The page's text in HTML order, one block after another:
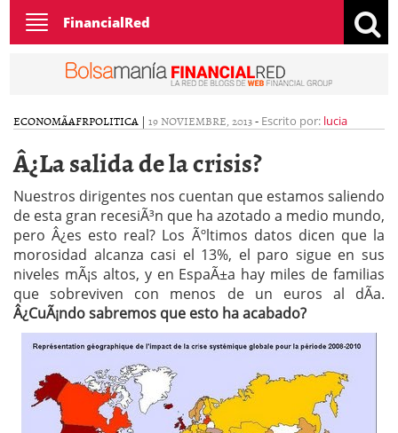
Toggle
navigation
FinancialRed
ECONOMÃ­AFRPOLITICA | 19 NOVIEMBRE, 2013- Escrito por: lucia
Â¿La salida de la crisis?
Nuestros dirigentes nos cuentan que estamos saliendo
de esta gran recesiÃ³n que ha azotado a medio mundo,
pero Â¿es esto real? Los Ãºltimos datos dicen que la
morosidad alcanza casi el 13%, el paro sigue en sus
niveles mÃ¡s altos, y en EspaÃ±a hay miles de familias
que sobreviven con menos de un euros al dÃ­a.
Â¿CuÃ¡ndo sabremos que esto ha acabado?